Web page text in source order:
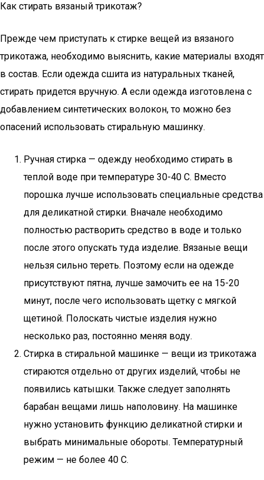
Как стирать вязаный трикотаж?
Прежде чем приступать к стирке вещей из вязаного
трикотажа, необходимо выяснить, какие материалы входят
в состав. Если одежда сшита из натуральных тканей,
стирать придется вручную. А если одежда изготовлена с
добавлением синтетических волокон, то можно без
опасений использовать стиральную машинку.
Ручная стирка — одежду необходимо стирать в
теплой воде при температуре 30-40 С. Вместо
порошка лучше использовать специальные средства
для деликатной стирки. Вначале необходимо
полностью растворить средство в воде и только
после этого опускать туда изделие. Вязаные вещи
нельзя сильно тереть. Поэтому если на одежде
присутствуют пятна, лучше замочить ее на 15-20
минут, после чего использовать щетку с мягкой
щетиной. Полоскать чистые изделия нужно
несколько раз, постоянно меняя воду.
Стирка в стиральной машинке — вещи из трикотажа
стираются отдельно от других изделий, чтобы не
появились катышки. Также следует заполнять
барабан вещами лишь наполовину. На машинке
нужно установить функцию деликатной стирки и
выбрать минимальные обороты. Температурный
режим — не более 40 С.